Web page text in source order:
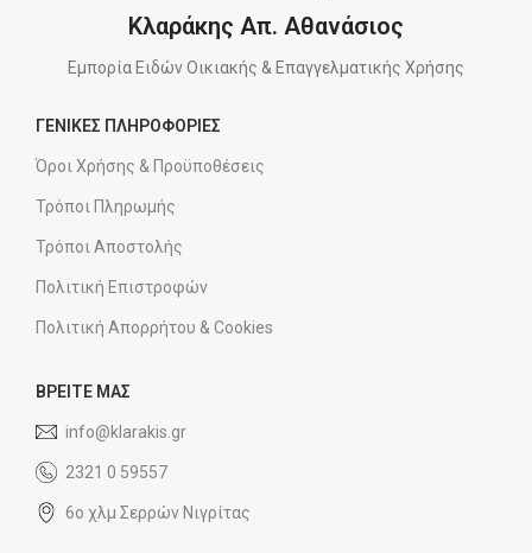
Κλαράκης Απ. Αθανάσιος
Εμπορία Ειδών Οικιακής & Επαγγελματικής Χρήσης
ΓΕΝΙΚΕΣ ΠΛΗΡΟΦΟΡΙΕΣ
Όροι Χρήσης & Προϋποθέσεις
Τρόποι Πληρωμής
Τρόποι Αποστολής
Πολιτική Επιστροφών
Πολιτική Απορρήτου & Cookies
ΒΡΕΙΤΕ ΜΑΣ
info@klarakis.gr
2321 0 59557
6ο χλμ Σερρών Νιγρίτας